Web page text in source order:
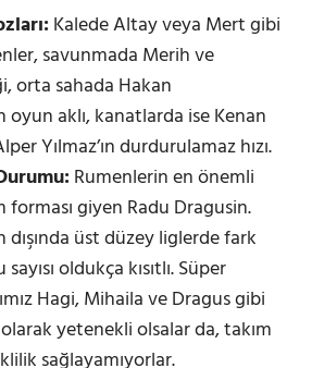
Kalede Altay veya Mert gibi
savunmada Merih ve
orta sahada Hakan
oyun aklı, kanatlarda ise Kenan
Yılmaz’ın durdurulamaz hızı.
Rumenlerin en önemli
giyen Radu Dragusin.
üst düzey liglerde fark
oldukça kısıtlı. Süper
Hagi, Mihaila ve Dragus gibi
yetenekli olsalar da, takım
sağlayamıyorlar.